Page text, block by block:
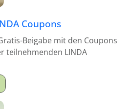
Coupons
Beigabe mit den Coupons
teilnehmenden LINDA